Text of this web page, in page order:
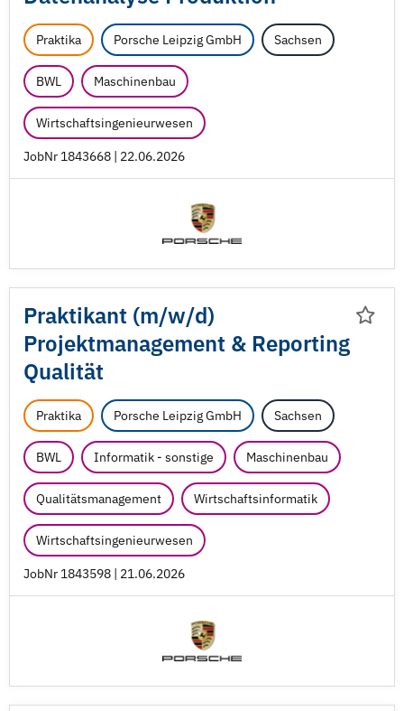
Praktika Porsche Leipzig GmbH Sachsen
BWL Maschinenbau
Wirtschaftsingenieurwesen
JobNr 1843668 | 22.06.2026
Praktikant (m/w/d)
Projektmanagement & Reporting
Qualität
Praktika Porsche Leipzig GmbH Sachsen
BWL Informatik - sonstige Maschinenbau
Qualitätsmanagement Wirtschaftsinformatik
Wirtschaftsingenieurwesen
JobNr 1843598 | 21.06.2026